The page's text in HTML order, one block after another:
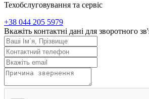
Техобслуговування та сервіс
+38 044 205 5979
Вкажіть контактні дані для зворотного